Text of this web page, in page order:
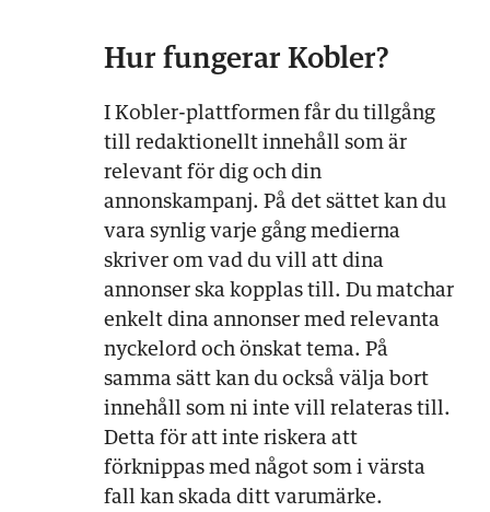
Hur fungerar Kobler?
I Kobler-plattformen får du tillgång
till redaktionellt innehåll som är
relevant för dig och din
annonskampanj. På det sättet kan du
vara synlig varje gång medierna
skriver om vad du vill att dina
annonser ska kopplas till. Du matchar
enkelt dina annonser med relevanta
nyckelord och önskat tema. På
samma sätt kan du också välja bort
innehåll som ni inte vill relateras till.
Detta för att inte riskera att
förknippas med något som i värsta
fall kan skada ditt varumärke.